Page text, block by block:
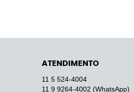
ATENDIMENTO
11 5 524-4004
11 9 9264-4002 (WhatsApp)